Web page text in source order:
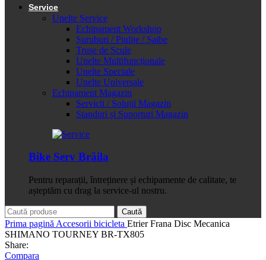
Service
Unelte Service
Echipament Workshop
Șuruburi / Piulițe / Șaibe
Truse de Scule
Unelte Multifuncționale
Unelte Speciale
Unelte Universale
Echipament Magazin
Servicii / Soluții Magazin
Standuri și Suporturi Magazin
Bike Serv Brăila
Pentru reparații, întreținere și echipamente de calitate, te
așteptăm cu drag la service-ul nostru.
Caută
Prima pagină Accesorii bicicleta Etrier Frana Disc Mecanica
SHIMANO TOURNEY BR-TX805
Share:
Compara